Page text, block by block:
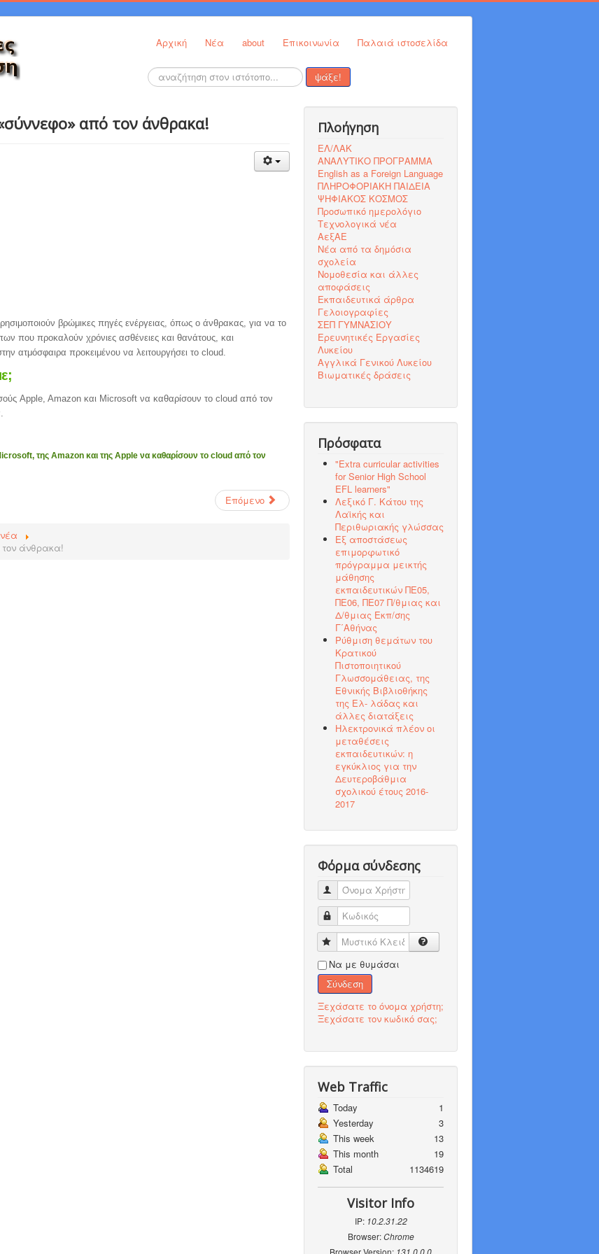
Αρχική Νέα about Επικοινωνία Παλαιά ιστοσελίδα
Αναζήτηση... ψάξε!
από τον άνθρακα!
χρησιμοποιούν βρώμικες πηγές ενέργειας, όπως ο άνθρακας, για να το
που προκαλούν χρόνιες ασθένειες και θανάτους, και
ατμόσφαιρα προκειμένου να λειτουργήσει το cloud.
Apple, Amazon και Microsoft να καθαρίσουν το cloud από τον
της Amazon και της Apple να καθαρίσουν το cloud από τον
Επόμενο
τον άνθρακα!
Πλοήγηση
ΕΛ/ΛΑΚ
ΑΝΑΛΥΤΙΚΟ ΠΡΟΓΡΑΜΜΑ
English as a Foreign Language
ΠΛΗΡΟΦΟΡΙΑΚΗ ΠΑΙΔΕΙΑ
ΨΗΦΙΑΚΟΣ ΚΟΣΜΟΣ
Προσωπικό ημερολόγιο
Τεχνολογικά νέα
ΑεξΑΕ
Νέα από τα δημόσια
σχολεία
Νομοθεσία και άλλες
αποφάσεις
Εκπαιδευτικά άρθρα
Γελοιογραφίες
ΣΕΠ ΓΥΜΝΑΣΙΟΥ
Ερευνητικές Εργασίες
Λυκείου
Αγγλικά Γενικού Λυκείου
Βιωματικές δράσεις
Πρόσφατα
"Εxtra curricular activities
for Senior High School
EFL learners"
Λεξικό Γ. Κάτου της
Λαϊκής και
Περιθωριακής γλώσσας
Εξ αποστάσεως
επιμορφωτικό
πρόγραμμα μεικτής
μάθησης
εκπαιδευτικών ΠΕ05,
ΠΕ06, ΠΕ07 Π/θμιας και
Δ/θμιας Εκπ/σης
Γ΄Αθήνας
Ρύθμιση θεμάτων του
Κρατικού
Πιστοποιητικού
Γλωσσομάθειας, της
Εθνικής Βιβλιοθήκης
της Ελ- λάδας και
άλλες διατάξεις
Ηλεκτρονικά πλέον οι
μεταθέσεις
εκπαιδευτικών: η
εγκύκλιος για την
Δευτεροβάθμια
σχολικού έτους 2016-
2017
Φόρμα σύνδεσης
Όνομα Χρήστη
Κωδικός
Μυστικό Κλειδί
Να με θυμάσαι
Σύνδεση
Ξεχάσατε το όνομα χρήστη;
Ξεχάσατε τον κωδικό σας;
Web Traffic
Today
1
Yesterday
3
This week
13
This month
19
Total
1134619
Visitor Info
IP: 10.2.31.22
Browser:Chrome
Browser Version: 131.0.0.0